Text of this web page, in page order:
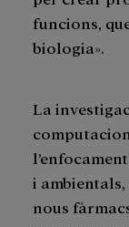
funcions,
biologia».
La
i
nous